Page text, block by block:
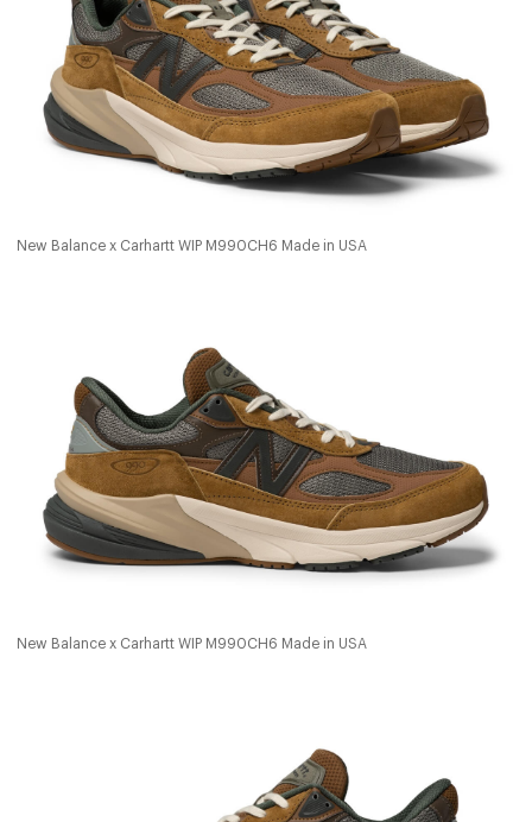
New Balance x Carhartt WIP M990CH6 Made in USA
New Balance x Carhartt WIP M990CH6 Made in USA